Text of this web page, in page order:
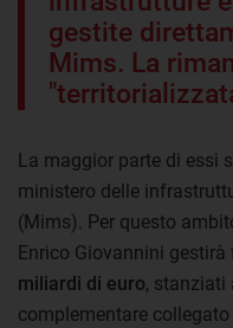
gestite
Mims. La
La maggior parte di essi
ministero delle
(Mims). Per questo
Enrico Giovannini
miliardi di euro, stanziati
complementare collegato